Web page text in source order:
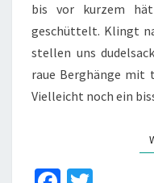
bis vor kurzem
geschüttelt. Klingt
stellen uns
raue Berghänge mit
Vielleicht noch ein